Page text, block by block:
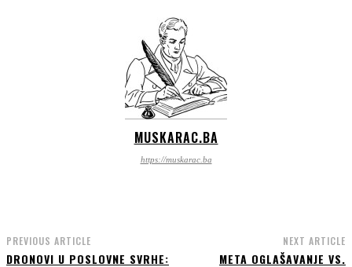
MUSKARAC.BA
https://muskarac.ba
PREVIOUS ARTICLE
DRONOVI U POSLOVNE SVRHE:
NEXT ARTICLE
META OGLAŠAVANJE VS.